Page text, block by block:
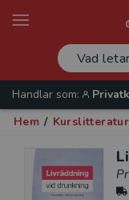
Handlar som:
Hem / Kurslitteratur